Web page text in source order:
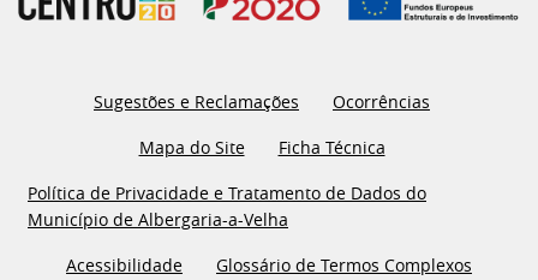
Sugestões e Reclamações
Ocorrências
Mapa do Site
Ficha Técnica
Política de Privacidade e Tratamento de Dados do
Município de Albergaria-a-Velha
Acessibilidade
Glossário de Termos Complexos